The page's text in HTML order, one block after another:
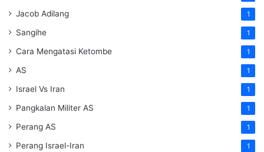
Jacob Adilang 1
Sangihe 1
Cara Mengatasi Ketombe 1
AS 1
Israel Vs Iran 1
Pangkalan Militer AS 1
Perang AS 1
Perang Israel-Iran 1